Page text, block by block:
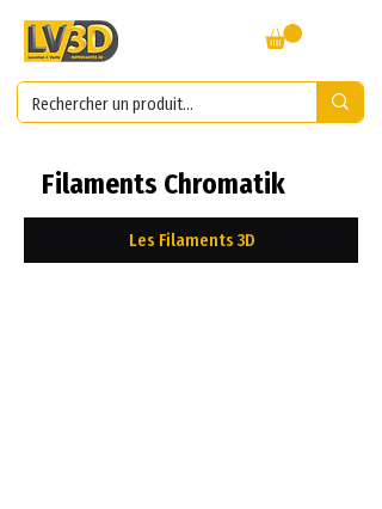
Filaments Chromatik
Les Filaments 3D